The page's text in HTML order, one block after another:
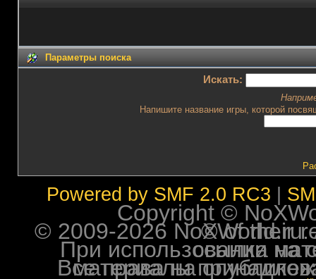
Параметры поиска
Искать:
Напишите название игры, которой
Powered by SMF 2.0 RC3
Copyright ©
© 2009-2026 NoXWorld.ru. All
При использовании
Все права на опубликованные на форуме